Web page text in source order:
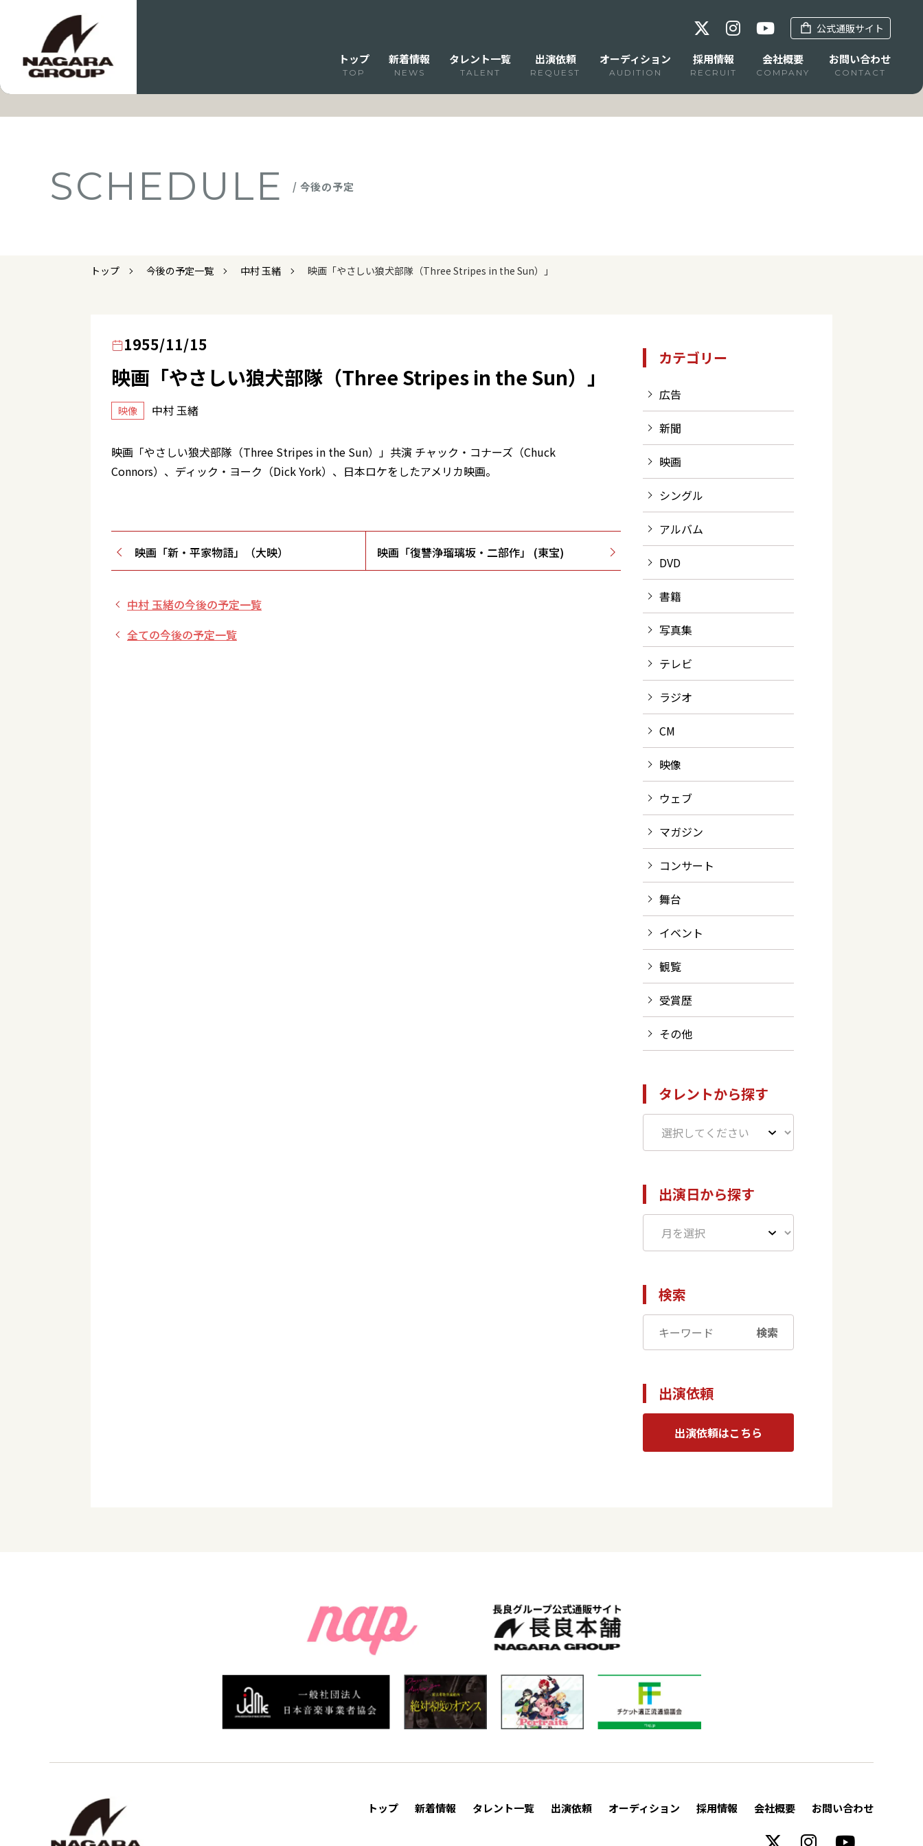
公式通販サイト
トップ
TOP
新着情報
NEWS
タレント一覧
TALENT
出演依頼
REQUEST
オーディション
AUDITION
採用情報
RECRUIT
会社概要
COMPANY
お問い合わせ
CONTACT
SCHEDULE / 今後の予定
トップ 今後の予定一覧 中村 玉緒 映画「やさしい狼犬部隊（Three Stripes in the Sun）」
1955/11/15
映画「やさしい狼犬部隊（Three Stripes in the Sun）」
映像 中村 玉緒
映画「やさしい狼犬部隊（Three Stripes in the Sun）」共演 チャック・コナーズ（Chuck
Connors）、ディック・ヨーク（Dick York）、日本ロケをしたアメリカ映画。
映画「新・平家物語」（大映） 映画「復讐浄瑠璃坂・二部作」 (東宝)
中村 玉緒の今後の予定一覧
全ての今後の予定一覧
カテゴリー
広告
新聞
映画
シングル
アルバム
DVD
書籍
写真集
テレビ
ラジオ
CM
映像
ウェブ
マガジン
コンサート
舞台
イベント
観覧
受賞歴
その他
タレントから探す
出演日から探す
検索
検索
出演依頼
出演依頼はこちら
トップ 新着情報 タレント一覧 出演依頼 オーディション 採用情報 会社概要 お問い合わせ